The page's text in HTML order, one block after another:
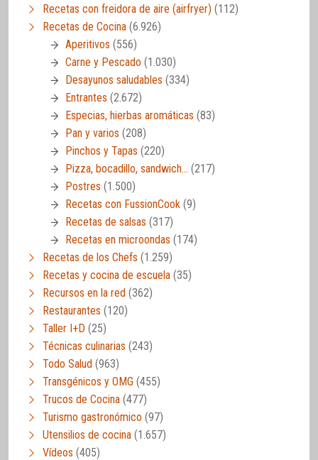
Recetas con freidora de aire (airfryer) (112)
Recetas de Cocina (6.926)
Aperitivos (556)
Carne y Pescado (1.030)
Desayunos saludables (334)
Entrantes (2.672)
Especias, hierbas aromáticas (83)
Pan y varios (208)
Pinchos y Tapas (220)
Pizza, bocadillo, sandwich… (217)
Postres (1.500)
Recetas con FussionCook (9)
Recetas de salsas (317)
Recetas en microondas (174)
Recetas de los Chefs (1.259)
Recetas y cocina de escuela (35)
Recursos en la red (362)
Restaurantes (120)
Taller I+D (25)
Técnicas culinarias (243)
Todo Salud (963)
Transgénicos y OMG (455)
Trucos de Cocina (477)
Turismo gastronómico (97)
Utensilios de cocina (1.657)
Vídeos (405)